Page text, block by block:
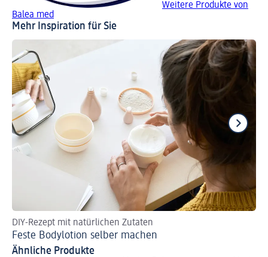
Weitere Produkte von
Balea med
Mehr Inspiration für Sie
DIY-Rezept mit natürlichen Zutaten
Feste Bodylotion selber machen
Ähnliche Produkte